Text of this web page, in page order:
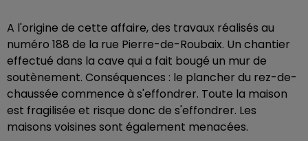
A l'origine de cette affaire, des travaux réalisés au
numéro 188 de la rue Pierre-de-Roubaix. Un chantier
effectué dans la cave qui a fait bougé un mur de
soutènement. Conséquences : le plancher du rez-de-
chaussée commence à s'effondrer. Toute la maison
est fragilisée et risque donc de s'effondrer. Les
maisons voisines sont également menacées.